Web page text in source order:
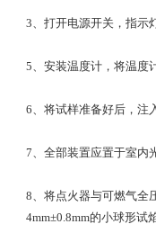
3、打开电源开关，指示
5、安装温度计，将温度
6、将试样准备好后，注
7、全部装置应置于室内
8、将点火器与可燃气全
4mm±0.8mm的小球形试